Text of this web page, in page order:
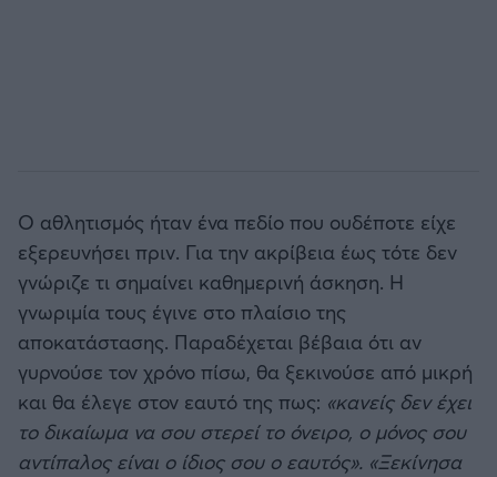
Ο αθλητισμός ήταν ένα πεδίο που ουδέποτε είχε
εξερευνήσει πριν. Για την ακρίβεια έως τότε δεν
γνώριζε τι σημαίνει καθημερινή άσκηση. Η
γνωριμία τους έγινε στο πλαίσιο της
αποκατάστασης. Παραδέχεται βέβαια ότι αν
γυρνούσε τον χρόνο πίσω, θα ξεκινούσε από μικρή
και θα έλεγε στον εαυτό της πως: «κανείς δεν έχει
το δικαίωμα να σου στερεί το όνειρο, ο μόνος σου
αντίπαλος είναι ο ίδιος σου ο εαυτός». «Ξεκίνησα